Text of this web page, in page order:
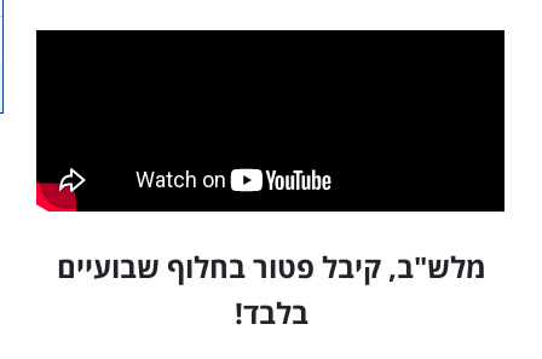
מלש"ב, קיבל פטור בחלוף שבועיים
בלבד!